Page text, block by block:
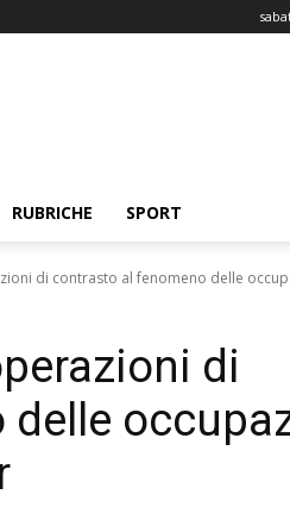
RUBRICHE SPORT
di contrasto al fenomeno delle
di